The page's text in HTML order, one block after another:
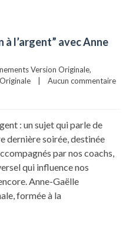
l’argent” avec Anne
Version Originale
Aucun commentaire
: un sujet qui parle de
dernière soirée, destinée
par nos coachs,
qui influence nos
Anne-Gaëlle
formée à la